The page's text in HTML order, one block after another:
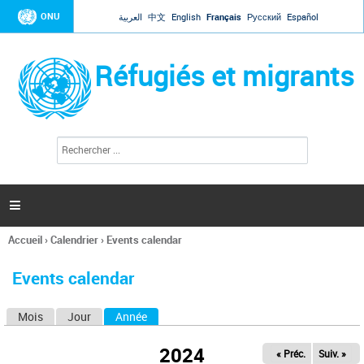
Jump to navigation
ONU العربية 中文 English Français Русский Español
Réfugiés et migrants
l
c
h
e

Vous
ici
Accueil›Calendrier› Events calendar
Events calendar
Mois Jour Année
2024 « Préc. Suiv. »